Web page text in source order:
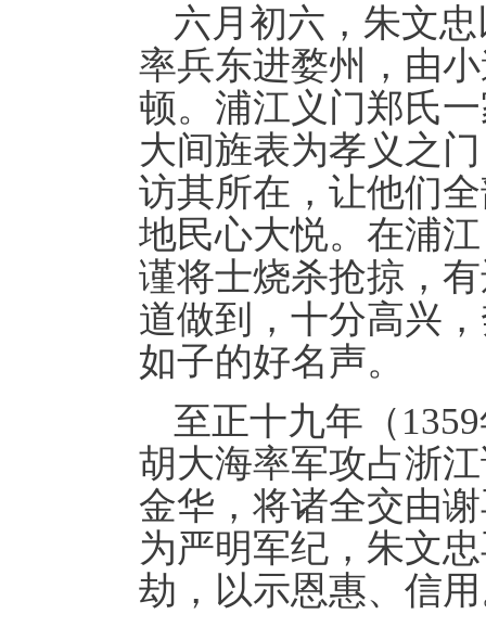
六月初六，朱文
率兵东进婺州，由
顿。浦江义门郑氏
大间旌表为孝义之
访其所在，让他们
地民心大悦。在浦
谨将士烧杀抢掠，
道做到，十分高兴
如子的好名声。
至正十九年（
胡大海率军攻占浙
金华，将诸全交由
为严明军纪，朱文
劫，以示恩惠、信